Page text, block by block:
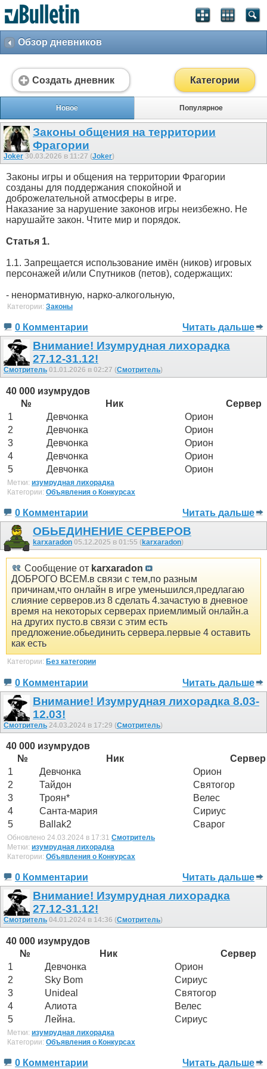
Обзор дневников
Создать дневник Категории
Новое Популярное
Законы общения на территории
Фрагории
Joker 30.03.2026 в 11:27 (Joker)
Законы игры и общения на территории Фрагории
созданы для поддержания спокойной и
доброжелательной атмосферы в игре.
Наказание за нарушение законов игры неизбежно. Не
нарушайте закон. Чтите мир и порядок.
Статья 1.
1.1. Запрещается использование имён (ников) игровых
персонажей и/или Спутников (петов), содержащих:
- ненормативную, нарко-алкогольную,
Категории: Законы
0 Комментарии Читать дальше
Внимание! Изумрудная лихорадка
27.12-31.12!
Смотритель 01.01.2026 в 02:27 (Смотритель)
40 000 изумрудов
№
Ник
Сервер
1
Девчонка
Орион
2
Девчонка
Орион
3
Девчонка
Орион
4
Девчонка
Орион
5
Девчонка Орион
Метки: изумрудная лихорадка
Категории: Объявления о Конкурсах
0 Комментарии Читать дальше
ОБЬЕДИНЕНИЕ СЕРВЕРОВ
karxaradon 05.12.2025 в 01:55 (karxaradon)
Сообщение от karxaradon
ДОБРОГО ВСЕМ.в связи с тем,по разным
причинам,что онлайн в игре уменьшился,предлагаю
слияние серверов.из 8 сделать 4.зачастую в дневное
время на некоторых серверах приемлимый онлайн.а
на других пусто.в связи с этим есть
предложение.обьединить сервера.первые 4 оставить
как есть
Категории: Без категории
0 Комментарии Читать дальше
Внимание! Изумрудная лихорадка 8.03-
12.03!
Смотритель 24.03.2024 в 17:29 (Смотритель)
40 000 изумрудов
№
Ник
Сервер
1
Девчонка
Орион
2
Тайдон
Святогор
3
Троян*
Велес
4
Санта-мария
Сириус
5
Ballak2 Сварог
Обновлено 24.03.2024 в 17:31 Смотритель
Метки: изумрудная лихорадка
Категории: Объявления о Конкурсах
0 Комментарии Читать дальше
Внимание! Изумрудная лихорадка
27.12-31.12!
Смотритель 04.01.2024 в 14:36 (Смотритель)
40 000 изумрудов
№
Ник
Сервер
1
Девчонка
Орион
2
Sky Bom
Сириус
3
Unideal
Святогор
4
Алиота
Велес
5
Лейна. Сириус
Метки: изумрудная лихорадка
Категории: Объявления о Конкурсах
0 Комментарии Читать дальше